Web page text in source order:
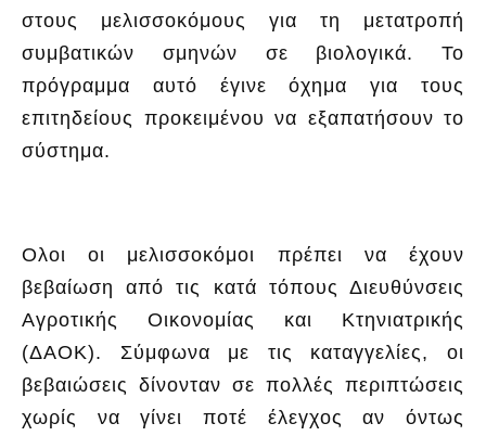
στους μελισσοκόμους για τη μετατροπή
συμβατικών σμηνών σε βιολογικά. Το
πρόγραμμα αυτό έγινε όχημα για τους
επιτηδείους προκειμένου να εξαπατήσουν το
σύστημα.
Ολοι οι μελισσοκόμοι πρέπει να έχουν
βεβαίωση από τις κατά τόπους Διευθύνσεις
Αγροτικής Οικονομίας και Κτηνιατρικής
(ΔΑΟΚ). Σύμφωνα με τις καταγγελίες, οι
βεβαιώσεις δίνονταν σε πολλές περιπτώσεις
χωρίς να γίνει ποτέ έλεγχος αν όντως